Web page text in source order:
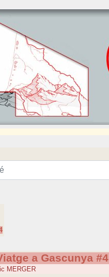
a Gascunya #4
MERGER